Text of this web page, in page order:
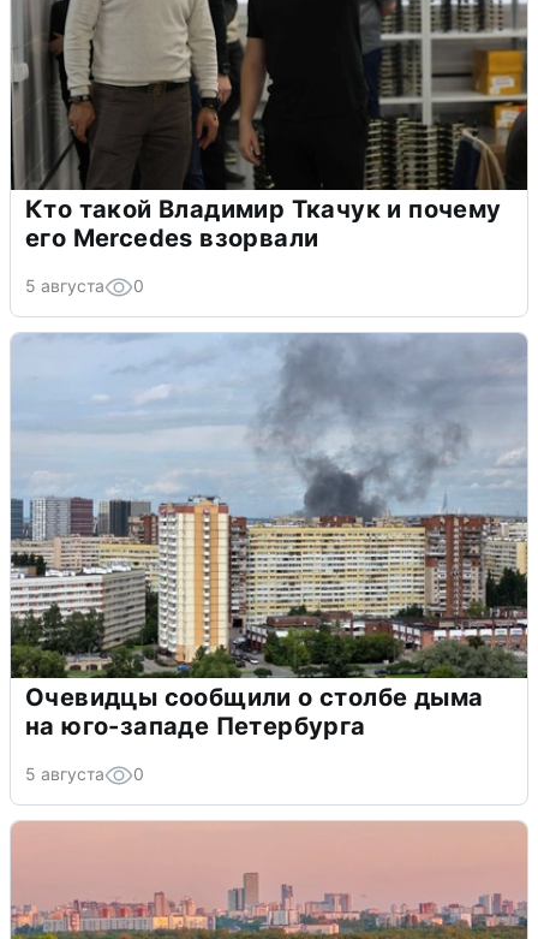
Кто такой Владимир Ткачук и почему
его Mercedes взорвали
5 августа 0
Очевидцы сообщили о столбе дыма
на юго-западе Петербурга
5 августа 0